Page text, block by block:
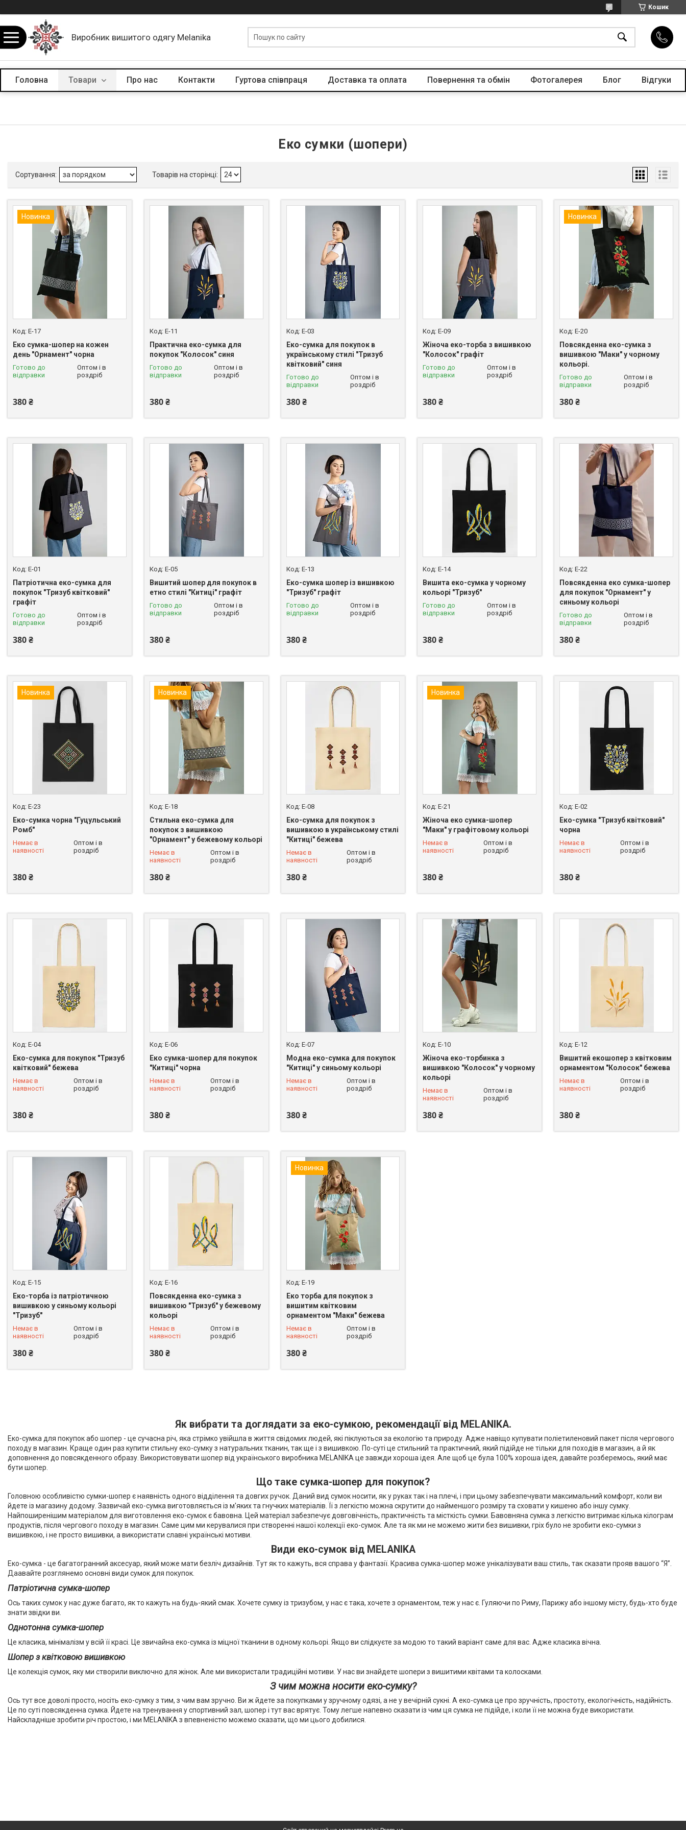
Кошик
Виробник вишитого одягу Melanika
Головна Товари Про нас Контакти Гуртова співпраця Доставка та оплата Повернення та обмін Фотогалерея Блог Відгуки
Еко сумки (шопери)
Новинка
E-17
Еко сумка-шопер на кожен
день "Орнамент" чорна
Готово до
відправки
Оптом і в
роздріб
380 ₴
E-11
Практична еко-сумка для
покупок "Колосок" синя
Готово до
відправки
Оптом і в
роздріб
380 ₴
E-03
Еко-сумка для покупок в
українському стилі "Тризуб
квітковий" синя
Готово до
відправки
Оптом і в
роздріб
380 ₴
E-09
Жіноча еко-торба з вишивкою
"Колосок" графіт
Готово до
відправки
Оптом і в
роздріб
380 ₴
Новинка
E-20
Повсякденна еко-сумка з
вишивкою "Маки" у чорному
кольорі.
Готово до
відправки
Оптом і в
роздріб
380 ₴
E-01
Патріотична еко-сумка для
покупок "Тризуб квітковий"
графіт
Готово до
відправки
Оптом і в
роздріб
380 ₴
E-05
Вишитий шопер для покупок в
етно стилі "Китиці" графіт
Готово до
відправки
Оптом і в
роздріб
380 ₴
E-13
Еко-сумка шопер із вишивкою
"Тризуб" графіт
Готово до
відправки
Оптом і в
роздріб
380 ₴
E-14
Вишита еко-сумка у чорному
кольорі "Тризуб"
Готово до
відправки
Оптом і в
роздріб
380 ₴
E-22
Повсякденна еко сумка-шопер
для покупок "Орнамент" у
синьому кольорі
Готово до
відправки
Оптом і в
роздріб
380 ₴
Новинка
E-23
Еко-сумка чорна "Гуцульський
Ромб"
Немає в
наявності
Оптом і в
роздріб
380 ₴
+380 (68) 228-90-37
Новинка
E-18
Стильна еко-сумка для
покупок з вишивкою
"Орнамент" у бежевому кольорі
Немає в
наявності
Оптом і в
роздріб
380 ₴
+380 (68) 228-90-37
E-08
Еко-сумка для покупок з
вишивкою в українському стилі
"Китиці" бежева
Немає в
наявності
Оптом і в
роздріб
380 ₴
+380 (68) 228-90-37
Новинка
E-21
Жіноча еко сумка-шопер
"Маки" у графітовому кольорі
Немає в
наявності
Оптом і в
роздріб
380 ₴
+380 (68) 228-90-37
E-02
Еко-сумка "Тризуб квітковий"
чорна
Немає в
наявності
Оптом і в
роздріб
380 ₴
+380 (68) 228-90-37
E-04
Еко-сумка для покупок "Тризуб
квітковий" бежева
Немає в
наявності
Оптом і в
роздріб
380 ₴
+380 (68) 228-90-37
E-06
Еко сумка-шопер для покупок
"Китиці" чорна
Немає в
наявності
Оптом і в
роздріб
380 ₴
+380 (68) 228-90-37
E-07
Модна еко-сумка для покупок
"Китиці" у синьому кольорі
Немає в
наявності
Оптом і в
роздріб
380 ₴
+380 (68) 228-90-37
E-10
Жіноча еко-торбинка з
вишивкою "Колосок" у чорному
кольорі
Немає в
наявності
Оптом і в
роздріб
380 ₴
+380 (68) 228-90-37
E-12
Вишитий екошопер з квітковим
орнаментом "Колосок" бежева
Немає в
наявності
Оптом і в
роздріб
380 ₴
+380 (68) 228-90-37
E-15
Еко-торба із патріотичною
вишивкою у синьому кольорі
"Тризуб"
Немає в
наявності
Оптом і в
роздріб
380 ₴
+380 (68) 228-90-37
E-16
Повсякденна еко-сумка з
вишивкою "Тризуб" у бежевому
кольорі
Немає в
наявності
Оптом і в
роздріб
380 ₴
+380 (68) 228-90-37
Новинка
E-19
Еко торба для покупок з
вишитим квітковим
орнаментом "Маки" бежева
Немає в
наявності
Оптом і в
роздріб
380 ₴
+380 (68) 228-90-37
Як вибрати та доглядати за еко-сумкою, рекомендації від MELANIKA.
Еко-сумка для покупок або шопер - це сучасна річ, яка стрімко увійшла в життя свідомих людей, які піклуються за екологію та природу. Адже навіщо купувати поліетиленовий пакет після чергового
походу в магазин. Краще один раз купити стильну еко-сумку з натуральних тканин, так ще і з вишивкою. По-суті це стильний та практичний, який підійде не тільки для походів в магазин, а й як
доповнення до повсякденного образу. Використовувати шопер від українського виробника MELANIKA це завжди хороша ідея. Але щоб це була 100% хороша ідея, давайте розберемось, який має
бути шопер.
Що таке сумка-шопер для покупок?
Головною особливістю сумки-шопер є наявність одного відділення та довгих ручок. Даний вид сумок носити, як у руках так і на плечі, і при цьому забезпечувати максимальний комфорт, коли ви
йдете із магазину додому. Зазвичай еко-сумка виготовляється із м'яких та гнучких матеріалів. Її з легкістю можна скрутити до найменшого розміру та сховати у кишеню або іншу сумку.
Найпоширенішим матеріалом для виготовлення еко-сумок є бавовна. Цей матеріал забезпечує довговічність, практичність та місткість сумки. Бавовняна сумка з легкістю витримає кілька кілограм
продуктів, після чергового походу в магазин. Саме цим ми керувалися при створенні нашої колекції еко-сумок. Але та як ми не можемо жити без вишивки, гріх було не зробити еко-сумки з
вишивкою, і не просто вишивки, а використати славні українські мотиви.
Види еко-сумок від MELANIKA
Еко-сумка - це багатогранний аксесуар, який може мати безліч дизайнів. Тут як то кажуть, вся справа у фантазії. Красива сумка-шопер може унікалізувати ваш стиль, так сказати прояв вашого “Я”.
Даавайте розглянемо основні види сумок для покупок.
Патріотична сумка-шопер
Ось таких сумок у нас дуже багато, як то кажуть на будь-який смак. Хочете сумку із тризубом, у нас є така, хочете з орнаментом, теж у нас є. Гуляючи по Риму, Парижу або іншому місту, будь-хто буде
знати звідки ви.
Однотонна сумка-шопер
Це класика, мінімалізм у всій її красі. Це звичайна еко-сумка із міцної тканини в одному кольорі. Якщо ви слідкуєте за модою то такий варіант саме для вас. Адже класика вічна.
Шопер з квітковою вишивкою
Це колекція сумок, яку ми створили виключно для жінок. Але ми використали традиційні мотиви. У нас ви знайдете шопери з вишитими квітами та колосками.
З чим можна носити еко-сумку?
Ось тут все доволі просто, носіть еко-сумку з тим, з чим вам зручно. Ви ж йдете за покупками у зручному одязі, а не у вечірній сукні. А еко-сумка це про зручність, простоту, екологічність, надійність.
Це по суті повсякденна сумка. Йдете на тренування у спортивний зал, шопер і тут вас врятує. Тому легше напевно сказати із чим ця сумка не підійде, і коли її не можна буде використати.
Найскладніше зробити річ простою, і ми MELANIKA з впевненістю можемо сказати, що ми цього добилися.